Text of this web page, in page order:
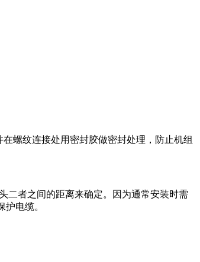
螺纹连接处用密封胶做密封处理，防止机组
二者之间的距离来确定。因为通常安装时需
电缆。